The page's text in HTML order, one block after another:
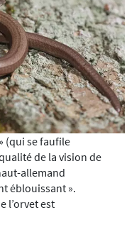
(qui se faufile
de la vision de
allemand
éblouissant ».
l’orvet est